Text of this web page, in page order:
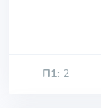
П1: 2